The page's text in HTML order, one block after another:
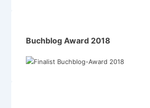
Buchblog Award 2018